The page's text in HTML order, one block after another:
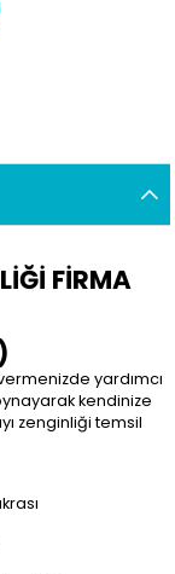
FİRMA
yardımcı
kendinize
zenginliği temsil